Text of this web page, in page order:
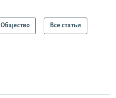
Общество Все статьи